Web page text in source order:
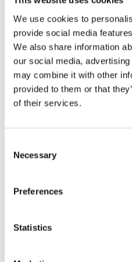
We use cookies to
provide social media
We also share information
our social media,
may combine it with other
provided to them or that
of their services.
Selection
Necessary
Preferences
Statistics
Gratis offertes
Bovenstaand
belangrijk het is dat een
vreedzaam verloopt,
mensen de dupe van
ouders inzien dat hun
bestaande routines in
grootouders. Dit geeft
een